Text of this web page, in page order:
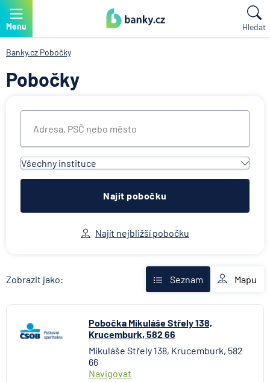
Menu Hledat
Banky.cz Pobočky
Pobočky
Všechny instituce
Všechny instituce
ACE European Group Ltd
Allianz penzijní společnost
Allianz pojišťovna
AXA Assistance
BNP Paribas Cardif Pojišťovna
Česká exportní banka
Česká národní banka
Česká podnikatelská pojišťovna
Česká spořitelna
Najít pobočku
Najít nejbližší pobočku
Zobrazit jako: Seznam Mapu
Pobočka Mikuláše Střely 138,
Krucemburk, 582 66
Mikuláše Střely 138, Krucemburk, 582
66
Navigovat